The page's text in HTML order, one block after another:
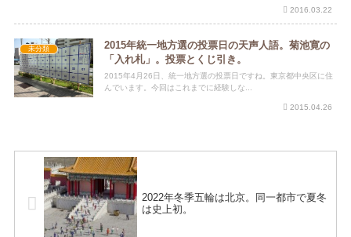
2016.03.22
未分類
2015年統一地方選の投票日の天声人語。菊池寛の
「入れ札」。投票とくじ引き。
2015年4月26日、統一地方選の投票日ですね。東京都中央区に住
んでいます。今回はこれまでに経験しな...
2015.04.26
2022年冬季五輪は北京。同一都市で夏冬
は史上初。